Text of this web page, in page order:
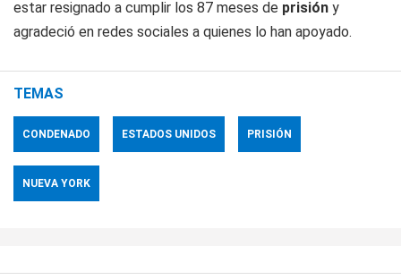
estar resignado a cumplir los 87 meses de prisión y
agradeció en redes sociales a quienes lo han apoyado.
TEMAS
CONDENADO ESTADOS UNIDOS PRISIÓN
NUEVA YORK